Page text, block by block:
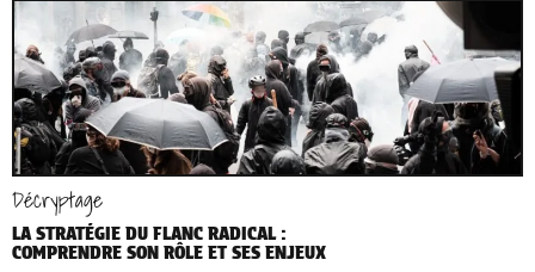
Décryptage
LA STRATÉGIE DU FLANC RADICAL :
COMPRENDRE SON RÔLE ET SES ENJEUX